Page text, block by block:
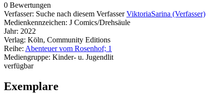
0 Bewertungen
Verfasser: Suche nach diesem Verfasser ViktoriaSarina (Verfasser)
Medienkennzeichen: J Comics/Drehsäule
Jahr: 2022
Verlag: Köln, Community Editions
Reihe: Abenteuer vom Rosenhof; 1
Mediengruppe: Kinder- u. Jugendlit
verfügbar
Exemplare